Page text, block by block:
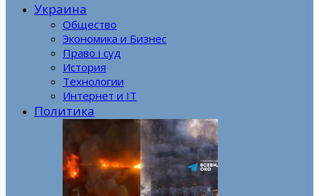
Украина
Общество
Экономика и Бизнес
Право і суд
История
Технологии
Интернет и IT
Политика